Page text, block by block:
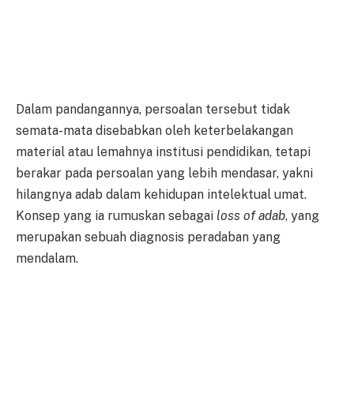
Dalam pandangannya, persoalan tersebut tidak
semata-mata disebabkan oleh keterbelakangan
material atau lemahnya institusi pendidikan, tetapi
berakar pada persoalan yang lebih mendasar, yakni
hilangnya adab dalam kehidupan intelektual umat.
Konsep yang ia rumuskan sebagai loss of adab, yang
merupakan sebuah diagnosis peradaban yang
mendalam.